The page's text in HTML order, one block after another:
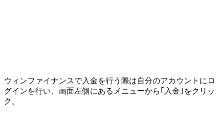
ウィンファイナンスで入金を行う際は自分のアカウントにロ
グインを行い、画面左側にあるメニューから ｢入金｣ をクリッ
ク。